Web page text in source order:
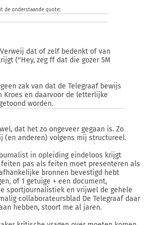
de onderstaande quote:
dat of zelf bedenkt of van
("Hey, zeg ff dat die gozer 5M
zak van dat de Telegraaf bewijs
Kroes en daarvoor de letterlijke
worden.
dat het zo ongeveer gegaan is. Zo
(en anderen) volgens mij structureel.
in opleiding eindeloos krijgt
pas als feiten moet presenteren als
bronnen bevestigd hebt
of 1 getuige + een document,
sportjournalistiek en vrijwel de gehele
collaborateursblad De Telegraaf daar
hebben, stoort me al jaren.